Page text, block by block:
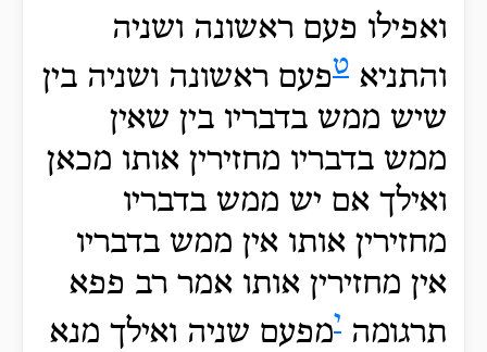
ואפילו פעם ראשונה ושניה
והתניא טפעם ראשונה ושניה בין
שיש ממש בדבריו בין שאין
ממש בדבריו מחזירין אותו מכאן
ואילך אם יש ממש בדבריו
מחזירין אותו אין ממש בדבריו
אין מחזירין אותו אמר רב פפא
תרגומה ימפעם שניה ואילך מנא